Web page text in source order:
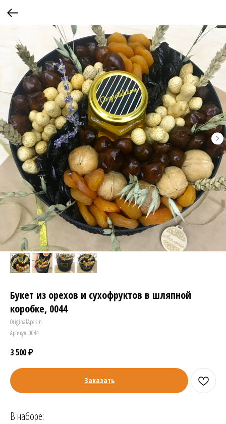
Букет из орехов и сухофруктов в шляпной
коробке, 0044
OriginalApelsin
Артикул:0044
3 500₽
Заказать
В наборе: